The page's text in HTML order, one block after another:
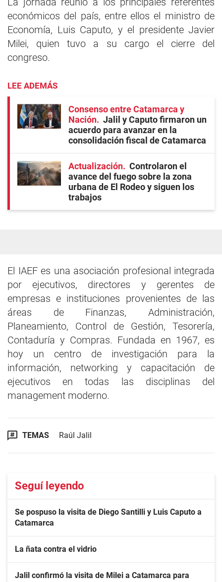
La jornada reunió a los principales referentes
económicos del país, entre ellos el ministro de
Economía, Luis Caputo, y el presidente Javier
Milei, quien tuvo a su cargo el cierre del
congreso.
LEE ADEMÁS
Consenso entre Catamarca y
Nación
Jalil y Caputo firmaron un
acuerdo para avanzar en la
consolidación fiscal de Catamarca
Actualización
Controlaron el
avance del fuego sobre la zona
urbana de El Rodeo y siguen los
trabajos
El IAEF es una asociación profesional integrada
por ejecutivos, directores y gerentes de
empresas e instituciones provenientes de las
áreas de Finanzas, Administración,
Planeamiento, Control de Gestión, Tesorería,
Contaduría y Compras. Fundada en 1967, es
hoy un centro de investigación para la
información, networking y capacitación de
ejecutivos en todas las disciplinas del
management moderno.
TEMAS Raúl Jalil
Seguí leyendo
Se pospuso la visita de Diego Santilli y Luis Caputo a
Catamarca
La ñata contra el vidrio
Jalil confirmó la visita de Milei a Catamarca para